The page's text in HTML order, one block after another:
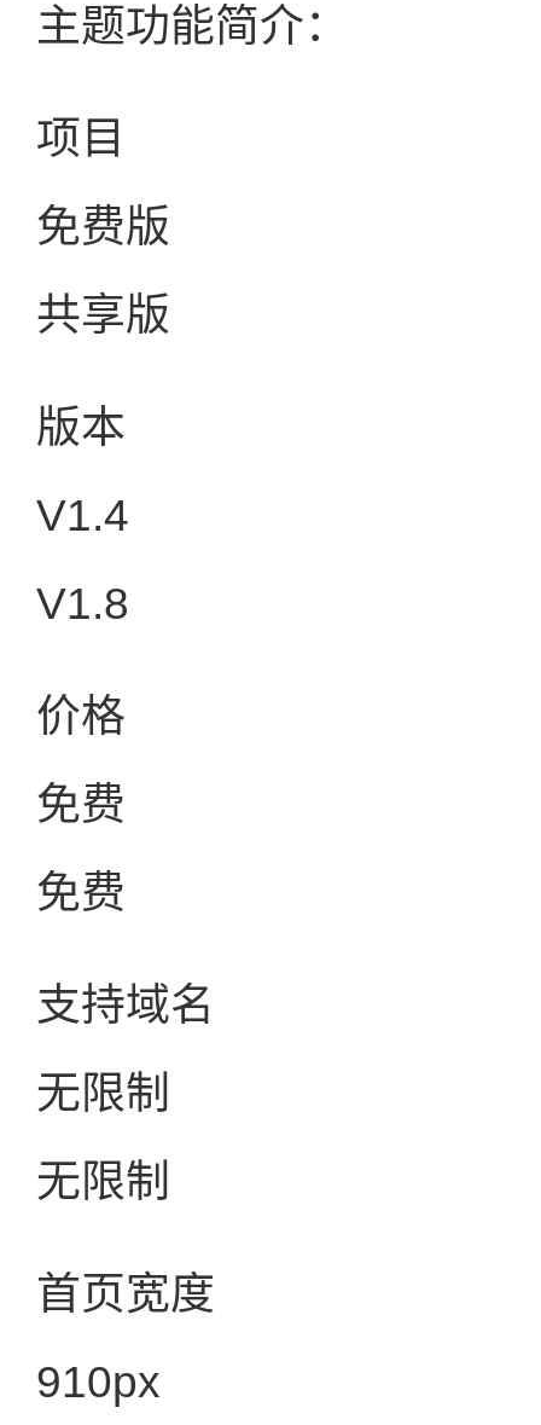
主题功能简介：
项目
免费版
共享版
版本
V1.4
V1.8
价格
免费
免费
支持域名
无限制
无限制
首页宽度
910px